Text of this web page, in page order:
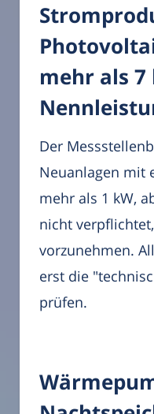
mehr als 7
Der
Neuanlagen mit
mehr als 1 kW,
nicht
vorzunehmen.
erst die
prüfen.